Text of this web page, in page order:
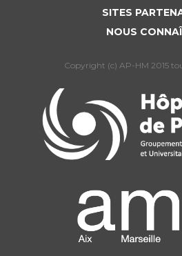
SITES
NOUS
Copyright (c) AP-HM 2015